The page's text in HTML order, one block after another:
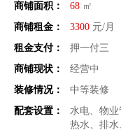
商铺面积：
68 ㎡
商铺租金：
3300 元/月
租金支付：
押一付三
商铺现状：
经营中
装修情况：
中等装修
配套设置：
水电、物
热水、排